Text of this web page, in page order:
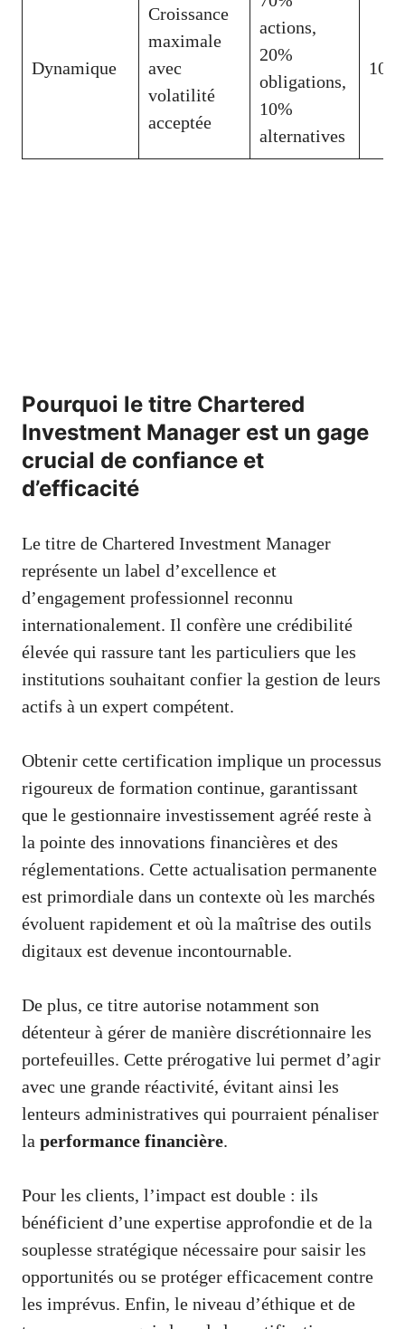
Dynamique
Croissance
maximale
avec
volatilité
acceptée
actions,
20%
obligations,
10%
alternatives
10
Pourquoi le titre Chartered
Investment Manager est un gage
crucial de confiance et
d’efficacité
Le titre de Chartered Investment Manager
représente un label d’excellence et
d’engagement professionnel reconnu
internationalement. Il confère une crédibilité
élevée qui rassure tant les particuliers que les
institutions souhaitant confier la gestion de leurs
actifs à un expert compétent.
Obtenir cette certification implique un processus
rigoureux de formation continue, garantissant
que le gestionnaire investissement agréé reste à
la pointe des innovations financières et des
réglementations. Cette actualisation permanente
est primordiale dans un contexte où les marchés
évoluent rapidement et où la maîtrise des outils
digitaux est devenue incontournable.
De plus, ce titre autorise notamment son
détenteur à gérer de manière discrétionnaire les
portefeuilles. Cette prérogative lui permet d’agir
avec une grande réactivité, évitant ainsi les
lenteurs administratives qui pourraient pénaliser
la performance financière.
Pour les clients, l’impact est double : ils
bénéficient d’une expertise approfondie et de la
souplesse stratégique nécessaire pour saisir les
opportunités ou se protéger efficacement contre
les imprévus. Enfin, le niveau d’éthique et de